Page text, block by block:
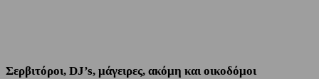
Σερβιτόροι, DJ’s, μάγειρες, ακόμη και οικοδόμοι